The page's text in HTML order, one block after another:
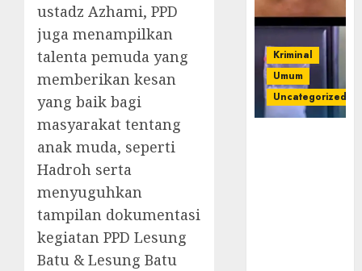
ustadz Azhami, PPD
juga menampilkan
talenta pemuda yang
memberikan kesan
yang baik bagi
masyarakat tentang
anak muda, seperti
Hadroh serta
menyuguhkan
tampilan dokumentasi
kegiatan PPD Lesung
Batu & Lesung Batu
Kriminal
Umum
Uncategorized